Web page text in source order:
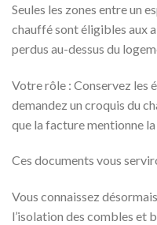
Seules les zones entre un
chauffé sont éligibles aux
perdus au-dessus du
Votre rôle : Conservez les
demandez un croquis du
que la facture mentionne
Ces documents vous
Vous connaissez
l’isolation des combles et